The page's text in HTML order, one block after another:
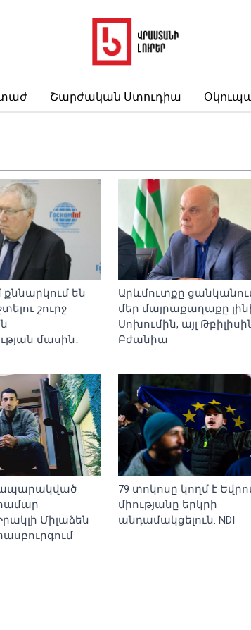
Շարժական Ստուդիա
են
շուրջ
մասին․
Արևմուտքը
մեր մայրաքաղաքը
Սոխումին, այլ
Բժանիա
Միլաձեն
79 տոկոսը կողմ է
միությանը երկրի
անդամակցելուն. NDI